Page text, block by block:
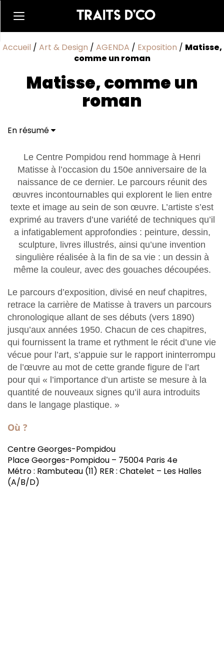
Accueil / Art & Design / AGENDA / Exposition / Matisse,
comme un roman
Matisse, comme un
roman
En résumé
Le Centre Pompidou rend hommage à Henri
Matisse à l’occasion du 150e anniversaire de la
naissance de ce dernier. Le parcours réunit des
œuvres incontournables qui explorent le lien entre
texte et image au sein de son œuvre. L’artiste s’est
exprimé au travers d’une variété de techniques qu’il
a infatigablement approfondies : peinture, dessin,
sculpture, livres illustrés, ainsi qu’une invention
singulière réalisée à la fin de sa vie : un dessin à
même la couleur, avec des gouaches découpées.
Le parcours d’exposition, divisé en neuf chapitres,
retrace la carrière de Matisse à travers un parcours
chronologique allant de ses débuts (vers 1890)
jusqu’aux années 1950. Chacun de ces chapitres,
qui fournissent la trame et rythment le récit d’une vie
vécue pour l’art, s’appuie sur le rapport ininterrompu
de l’œuvre au mot de cette grande figure de l’art
pour qui « l’importance d’un artiste se mesure à la
quantité de nouveaux signes qu’il aura introduits
dans le langage plastique. »
Où ?
Centre Georges-Pompidou
Place Georges-Pompidou – 75004 Paris 4e
Métro : Rambuteau (11) RER : Chatelet – Les Halles
(A/B/D)